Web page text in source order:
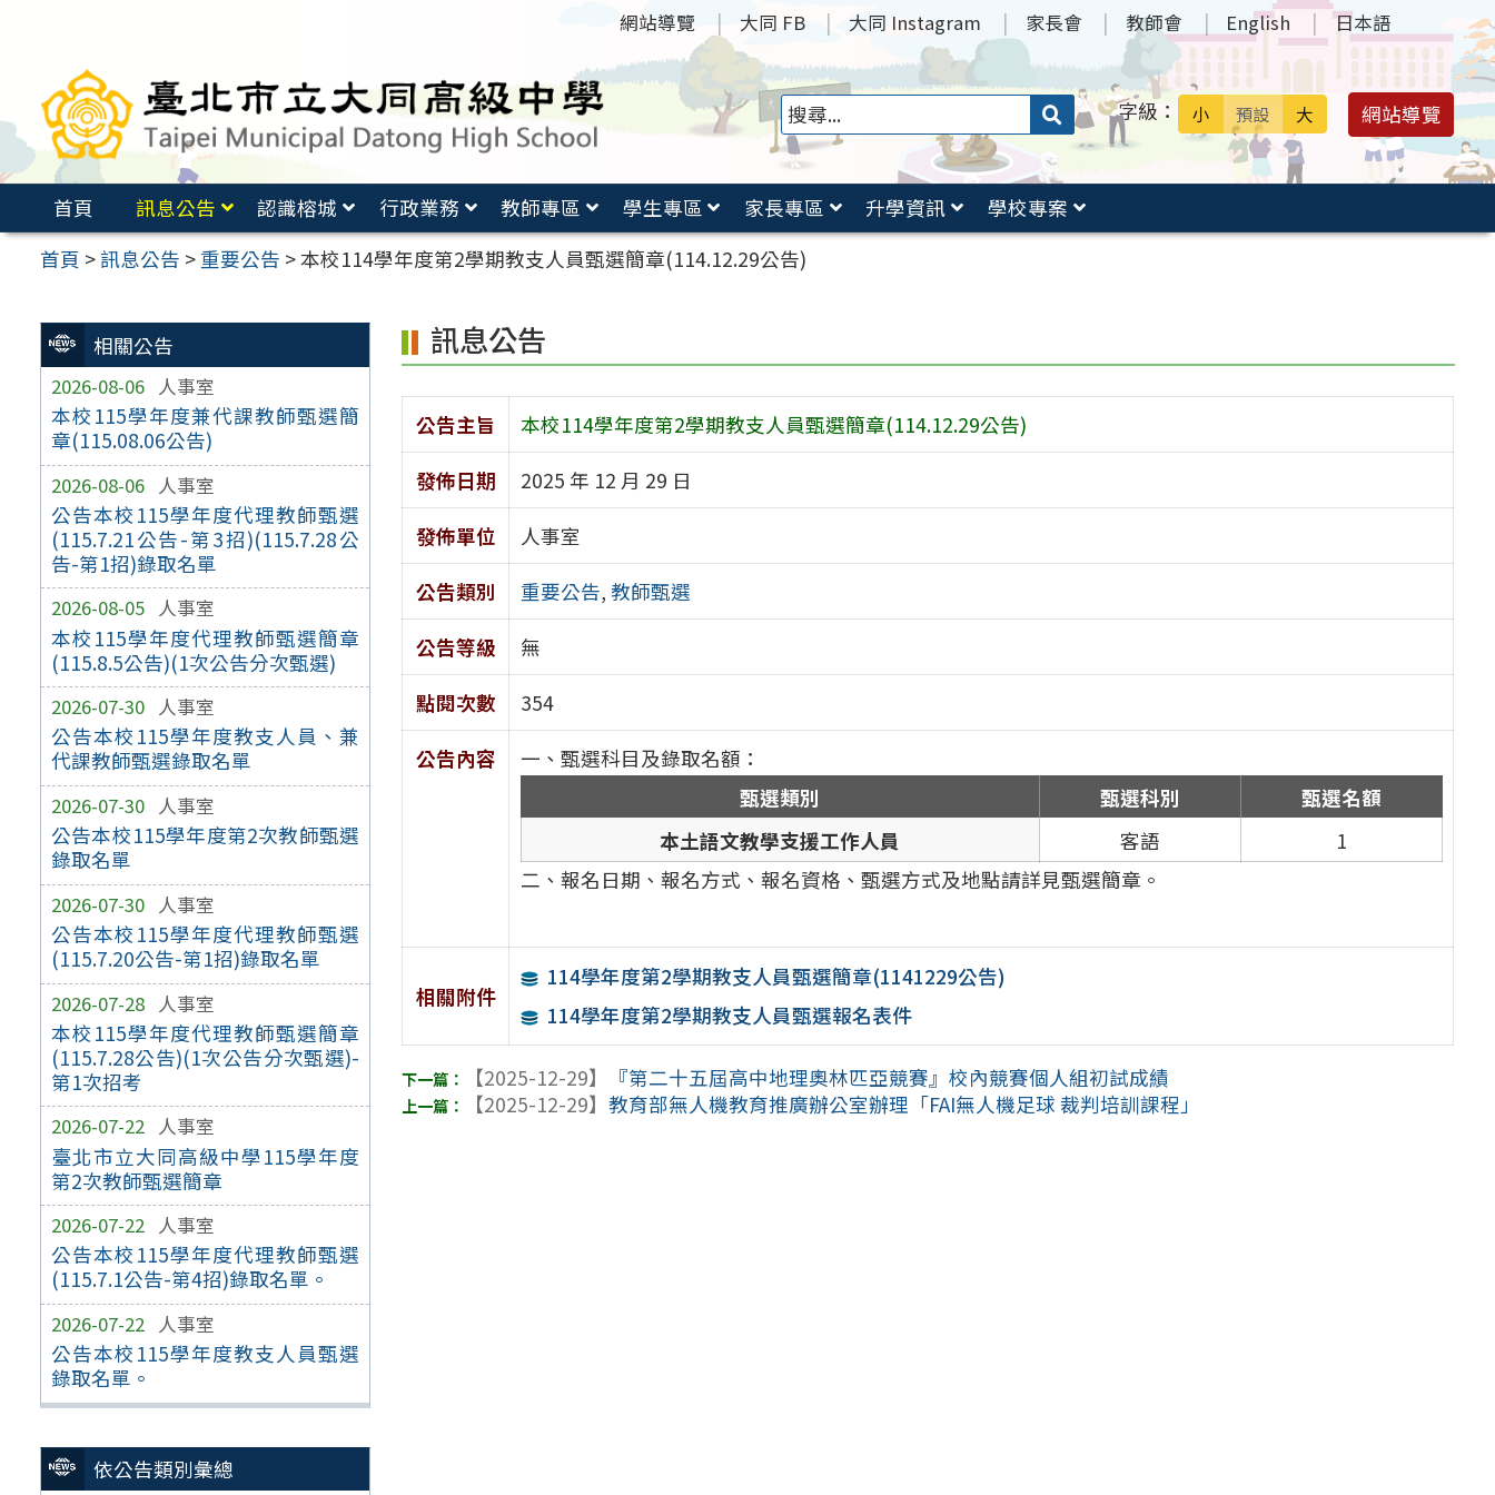
要
容
網站導覽 大同 FB 大同 Instagram 家長會 教師會 English 日本語
搜
送出 字級： 小 預設 大 網站導覽
首頁 訊息公告 認識榕城 行政業務 教師專區 學生專區 家長專區 升學資訊
學校專案
首頁 >訊息公告 > 重要公告 >本校114學年度第2學期教支人員甄選簡章(114.12.29公告)
相關公告
2026-08-06 人事室
本校115學年度兼代課教師甄選簡
章(115.08.06公告)
2026-08-06 人事室
公告本校115學年度代理教師甄選
(115.7.21公告-第3招)(115.7.28公
告-第1招)錄取名單
2026-08-05 人事室
本校115學年度代理教師甄選簡章
(115.8.5公告)(1次公告分次甄選)
2026-07-30 人事室
公告本校115學年度教支人員、兼
代課教師甄選錄取名單
2026-07-30 人事室
公告本校115學年度第2次教師甄選
錄取名單
2026-07-30 人事室
公告本校115學年度代理教師甄選
(115.7.20公告-第1招)錄取名單
2026-07-28 人事室
本校115學年度代理教師甄選簡章
(115.7.28公告)(1次公告分次甄選)-
第1次招考
2026-07-22 人事室
臺北市立大同高級中學115學年度
第2次教師甄選簡章
2026-07-22 人事室
公告本校115學年度代理教師甄選
(115.7.1公告-第4招)錄取名單。
2026-07-22 人事室
公告本校115學年度教支人員甄選
錄取名單。
依公告類別彙總
訊息公告
公告主旨
本校114學年度第2學期教支人員甄選簡章(114.12.29公告)
發佈日期
2025 年 12 月 29 日
發佈單位
人事室
公告類別
重要公告, 教師甄選
公告等級
無
點閱次數
354
公告內容
一、甄選科目及錄取名額：
甄選類別
甄選科別
甄選名額
本土語文教學支援工作人員
客語
1
二、報名日期、報名方式、報名資格、甄選方式及地點請詳見甄選簡章。
相關附件
114學年度第2學期教支人員甄選簡章(1141229公告)
114學年度第2學期教支人員甄選報名表件
【2025-12-29】
『第二十五屆高中地理奧林匹亞競賽』校內競賽個人組初試成績
【2025-12-29】教育部無人機教育推廣辦公室辦理「FAI無人機足球 裁判培訓課程」